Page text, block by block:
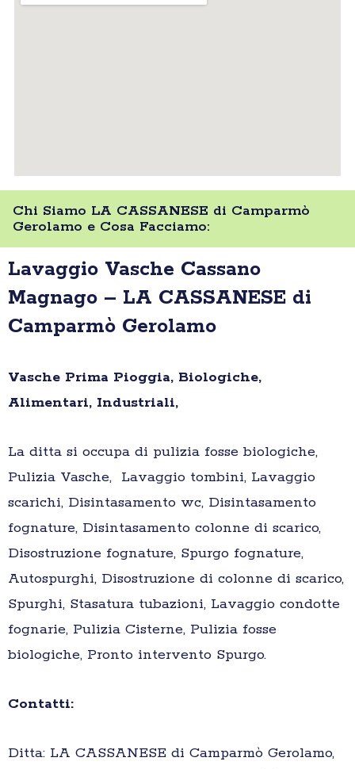
Chi Siamo LA CASSANESE di Camparmò
Gerolamo e Cosa Facciamo:
Lavaggio Vasche Cassano
Magnago – LA CASSANESE di
Camparmò Gerolamo
Vasche Prima Pioggia, Biologiche,
Alimentari, Industriali,
La ditta si occupa di pulizia fosse biologiche,
Pulizia Vasche, Lavaggio tombini, Lavaggio
scarichi, Disintasamento wc, Disintasamento
fognature, Disintasamento colonne di scarico,
Disostruzione fognature, Spurgo fognature,
Autospurghi, Disostruzione di colonne di scarico,
Spurghi, Stasatura tubazioni, Lavaggio condotte
fognarie, Pulizia Cisterne, Pulizia fosse
biologiche, Pronto intervento Spurgo.
Contatti:
Ditta: LA CASSANESE di Camparmò Gerolamo,